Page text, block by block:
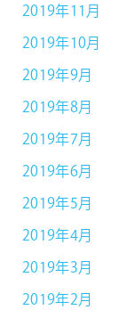
2019年11月
2019年10月
2019年9月
2019年8月
2019年7月
2019年6月
2019年5月
2019年4月
2019年3月
2019年2月